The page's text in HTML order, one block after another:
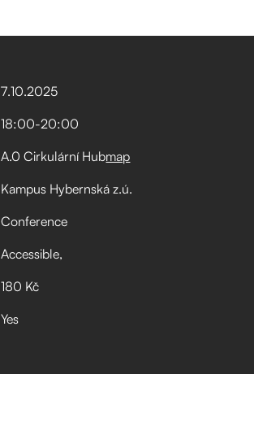
7.10.2025
18:00-20:00
A.0 Cirkulární Hubmap
Kampus Hybernská z.ú.
Conference
Accessible
180 Kč
Yes